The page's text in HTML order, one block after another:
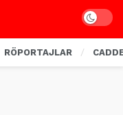
Dark
RÖPORTAJLAR